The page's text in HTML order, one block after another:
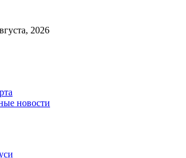
2026
новости